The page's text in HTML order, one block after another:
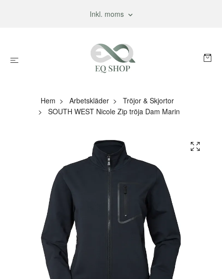
Inkl. moms
Hem Arbetskläder
Tröjor & Skjortor
SOUTH WEST Nicole Zip tröja Dam Marin